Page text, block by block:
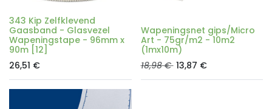
343 Kip Zelfklevend
Gaasband - Glasvezel
Wapeningstape - 96mm x
90m [12]
26,51 €
Wapeningsnet gips/Micro
Art - 75gr/m2 - 10m2
(1mx10m)
18,98€ 13,87 €